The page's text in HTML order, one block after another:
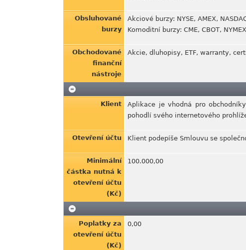
Obsluhované
burzy
Akciové burzy: NYSE, AMEX,
Komoditní burzy: CME, CBOT,
Obchodované
finanční
nástroje
Akcie, dluhopisy, ETF, warranty,
Klient
Aplikace je vhodná pro
pohodlí svého internetového
Otevření účtu Klient podepíše Smlouvu se
Minimální
částka nutná k
otevření účtu
(Kč)
100.000,00
Poplatky za
otevření účtu
(Kč)
0,00